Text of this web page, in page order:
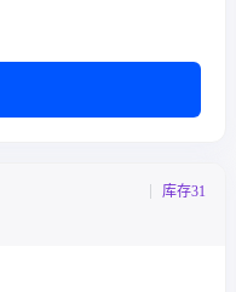
库存31